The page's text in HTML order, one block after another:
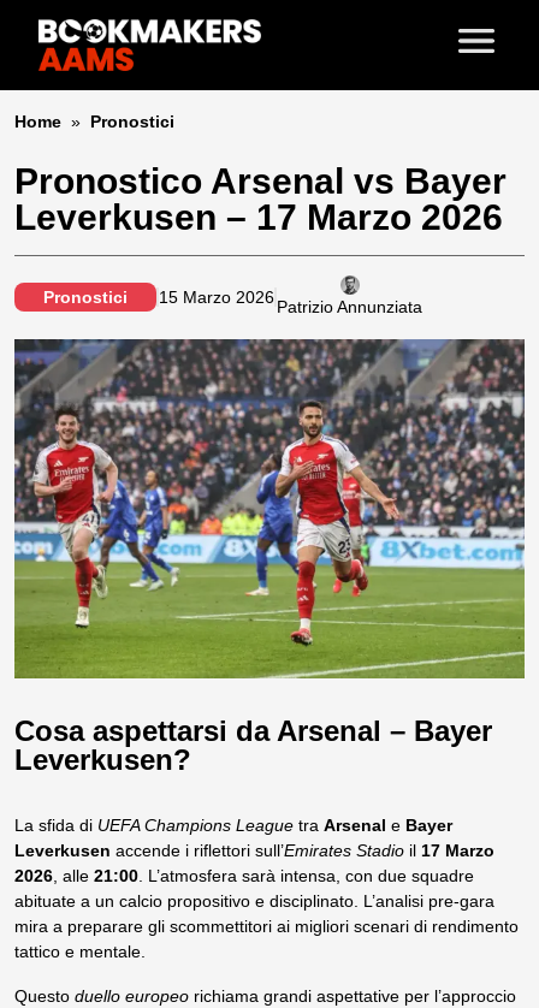
Home » Pronostici
Pronostico Arsenal vs Bayer
Leverkusen – 17 Marzo 2026
Pronostici 15 Marzo 2026Patrizio Annunziata
Cosa aspettarsi da Arsenal – Bayer
Leverkusen?
La sfida di UEFA Champions League tra Arsenal e Bayer
Leverkusen accende i riflettori sull’Emirates Stadio il 17 Marzo
2026, alle 21:00. L’atmosfera sarà intensa, con due squadre
abituate a un calcio propositivo e disciplinato. L’analisi pre-gara
mira a preparare gli scommettitori ai migliori scenari di rendimento
tattico e mentale.
Questo duello europeo richiama grandi aspettative per l’approccio